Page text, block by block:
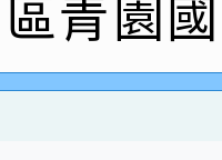
台語-第二
榮獲科學